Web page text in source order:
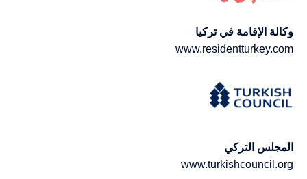
وكالة الإقامة في تركيا
www.residentturkey.com
المجلس التركي
www.turkishcouncil.org